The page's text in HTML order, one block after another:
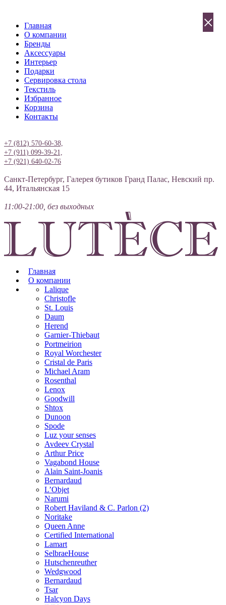
Главная
О компании
Бренды
Аксессуары
Интерьер
Подарки
Сервировка стола
Текстиль
Избранное
Корзина
Контакты
+7 (812) 570-60-38,
+7 (911) 099-39-21,
+7 (921) 640-02-76
Санкт-Петербург, Галерея бутиков Гранд Палас, Невский пр.
44, Итальянская 15
11:00-21:00, без выходных
Главная
О компании
Lalique
Christofle
St. Louis
Daum
Herend
Garnier-Thiebaut
Portmeirion
Royal Worchester
Cristal de Paris
Michael Aram
Rosenthal
Lenox
Goodwill
Shtox
Dunoon
Spode
Luz your senses
Avdeev Crystal
Arthur Price
Vagabond House
Alain Saint-Joanis
Bernardaud
L’Objet
Narumi
Robert Haviland & C. Parlon (2)
Noritakе
Queen Anne
Certified International
Lamart
SelbraeHouse
Hutschenreuther
Wedgwood
Bernardaud
Tsar
Halcyon Days
×